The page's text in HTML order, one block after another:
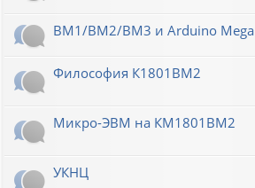
ВМ1/ВМ2/ВМ3 и Arduino Mega
Философия К1801ВМ2
Микро-ЭВМ на КМ1801ВМ2
УКНЦ